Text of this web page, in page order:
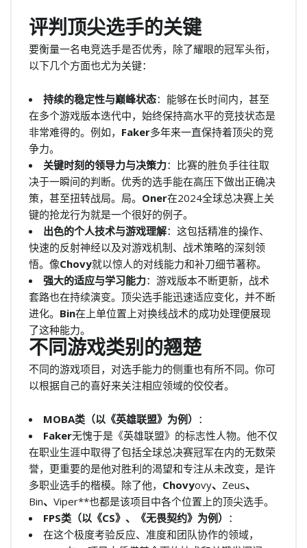
评判顶尖选手的关键
要衡量一名电竞选手是否优秀，除了耀眼的冠军头衔，
以下几个方面也尤为关键：
持续的稳定性与巅峰状态：能够在长时间内，甚至
在多个游戏版本迭代中，始终保持高水平的竞技状态是
非常难得的。例如， Faker多年来一直保持着顶尖的竞
争力。
关键时刻的领导力与决策力：比赛的胜负手往往取
决于一瞬间的判断。优秀的选手能在高压下做出正确决
策，甚至扭转战局。局。 Oner在2024全球总决赛上关
键的抢龙行为就是一个很好的例子。
出色的个人技术与游戏理解：这包括精准的操作、
快速的反射神经以及对游戏机制、战术策略的深刻领
悟。像Chovy就以惊人的对线能力和补刀细节著称。
强大的适应与学习能力：游戏版本不断更新，战术
套路也在持续演变。顶尖选手能迅速适应变化，并不断
进化。 Bin在上单位置上对换线战术的成功处理便展现
了这种能力。
不同游戏类别的翘楚
不同的游戏项目，对选手能力的侧重也有所不同。你可
以根据自己的喜好来关注相应领域的佼佼者。
MOBA类（以《英雄联盟》为例） ：
Faker无愧于是《英雄联盟》的标志性人物。他不仅
在职业生涯中取得了包括全球总决赛冠军在内的无数荣
誉，更重要的是他对胜利的渴望和专注从未改变，是许
多职业选手的楷模。除了他， Chovyovy、 Zeus、
Bin、 Viper**也都是该项目中各个位置上的顶尖选手。
FPS类（以《CS》、《无畏契约》为例） ：
在这个极度考验反应、准度和团队协作的领域，